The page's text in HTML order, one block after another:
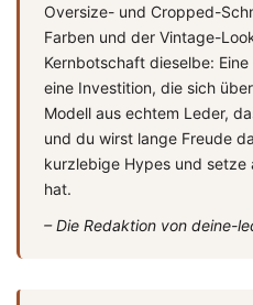
Oversize- und Cropped-
Farben und der Vintage-
Kernbotschaft dieselbe:
eine Investition, die sich
Modell aus echtem Leder,
und du wirst lange Freude
kurzlebige Hypes und setze
hat.
– Die Redaktion von deine-